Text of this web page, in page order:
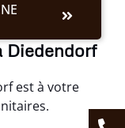
Diedendorf
est à votre